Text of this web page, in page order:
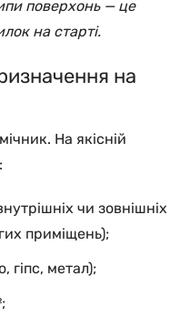
поверхонь — це
на старті.
на
На якісній
чи зовнішніх
приміщень);
гіпс, метал);